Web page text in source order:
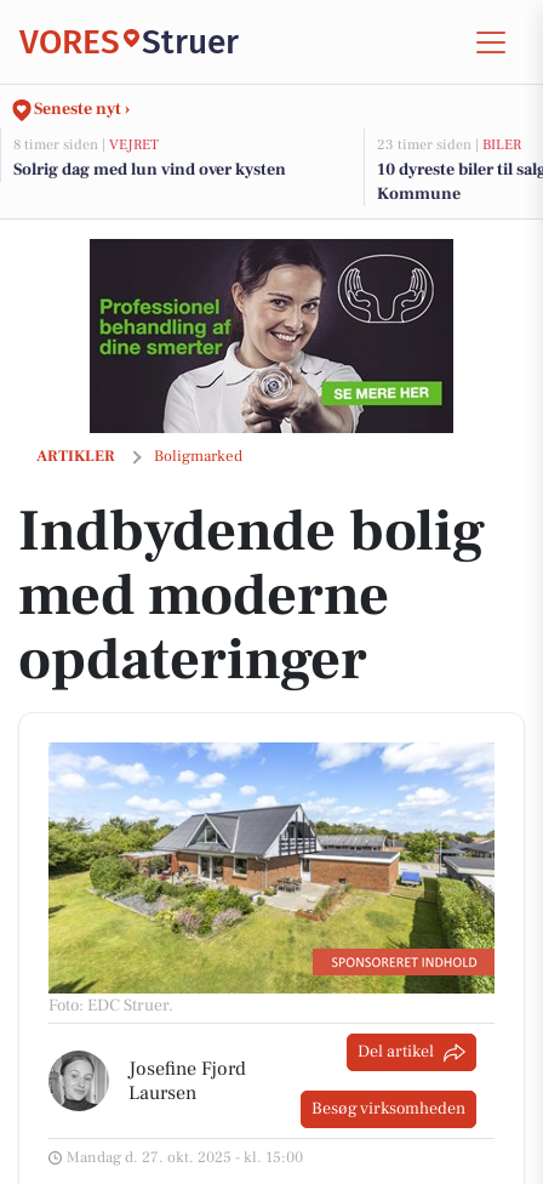
VORES Struer
Seneste nyt ›
8 timer siden | VEJRET
Solrig dag med lun vind over kysten
23 timer siden | BILER
10 dyreste biler til
Kommune
ARTIKLER Boligmarked
Indbydende bolig med moderne opdateringer
Indbydende bolig
med moderne
opdateringer
Foto: EDC Struer.
Josefine Fjord
Laursen
Del artikel
Besøg virksomheden
Mandag d. 27. okt. 2025 - kl. 15:00